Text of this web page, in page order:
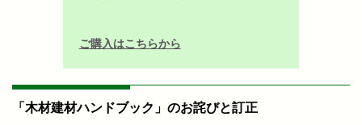
ご購入はこちらから
「木材建材ハンドブック」のお詫びと訂正